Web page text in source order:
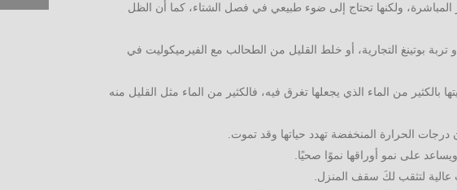
المباشرة، ولكنها تحتاج إلى ضوء طبيعي في فصل الشتاء، كما أن الظل
بوتينغ التجارية، أو خلط القليل من الطحالب مع الفيرميكوليت في
من الماء الذي يجعلها تغرق فيه، فالكثير من الماء مثل القليل منه
على نمو أوراقها نموًا صحيًا.
عالية لتثقب لكَ سقف المنزل.